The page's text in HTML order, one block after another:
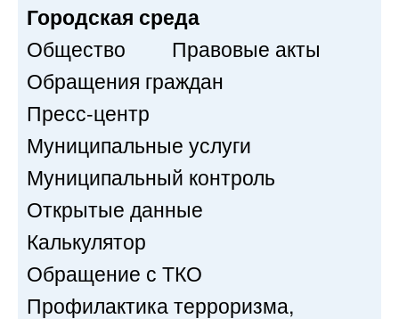
Городская среда
Общество
Правовые акты
Обращения граждан
Пресс-центр
Муниципальные услуги
Муниципальный контроль
Открытые данные
Калькулятор
Обращение с ТКО
Профилактика терроризма,